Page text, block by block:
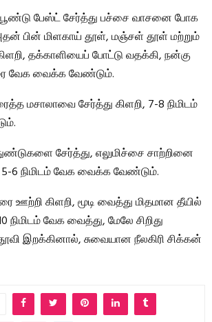
பேஸ்ட் சேர்த்து பச்சை வாசனை போக
பின் மிளகாய் தூள், மஞ்சள் தூள் மற்றும்
தக்காளியைப் போட்டு வதக்கி, நன்கு
வேக வைக்க வேண்டும்.
மசாலாவை சேர்த்து கிளறி, 7-8 நிமிடம்
சேர்த்து, எலுமிச்சை சாற்றினை
5-6 நிமிடம் வேக வைக்க வேண்டும்.
ஊற்றி கிளறி, மூடி வைத்து மிதமான தீயில்
வேக வைத்து, மேலே சிறிது
இறக்கினால், சுவையான நீலகிரி சிக்கன்